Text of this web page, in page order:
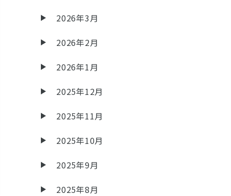
2026年3月
2026年2月
2026年1月
2025年12月
2025年11月
2025年10月
2025年9月
2025年8月